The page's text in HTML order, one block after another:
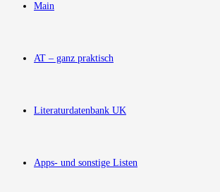
Main
AT – ganz praktisch
Literaturdatenbank UK
Apps- und sonstige Listen